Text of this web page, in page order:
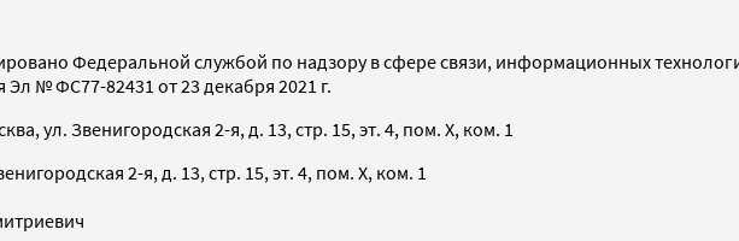
Федеральной службой по надзору в сфере связи, информационных
№ ФС77-82431 от 23 декабря 2021 г.
ул. Звенигородская 2-я, д. 13, стр. 15, эт. 4, пом. X, ком. 1
2-я, д. 13, стр. 15, эт. 4, пом. X, ком. 1